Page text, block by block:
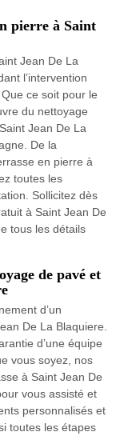
pierre à Saint
Jean De La
l’intervention
ce soit pour le
du nettoyage
Jean De La
De la
en pierre à
toutes les
Sollicitez dès
à Saint Jean De
tous les détails
de pavé et
d’un
De La Blaquiere.
d’une équipe
vous soyez, nos
à Saint Jean De
vous assisté et
personnalisés et
toutes les étapes